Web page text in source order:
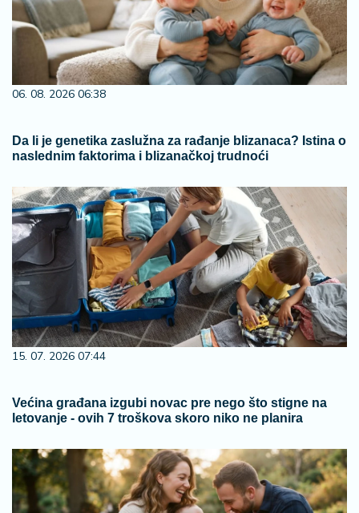
06. 08. 2026 06:38
Da li je genetika zaslužna za rađanje blizanaca? Istina o
naslednim faktorima i blizanačkoj trudnoći
15. 07. 2026 07:44
Većina građana izgubi novac pre nego što stigne na
letovanje - ovih 7 troškova skoro niko ne planira